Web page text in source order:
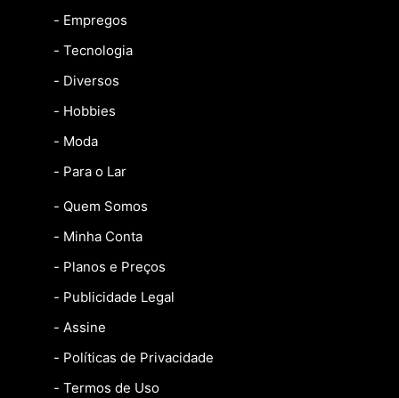
- Empregos
- Tecnologia
- Diversos
- Hobbies
- Moda
- Para o Lar
- Quem Somos
- Minha Conta
- Planos e Preços
- Publicidade Legal
- Assine
- Políticas de Privacidade
- Termos de Uso